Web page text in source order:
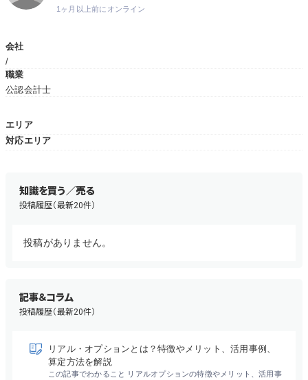
ちょこっと相談とは？
1ヶ月以上前にオンライン
会社
/
職業
公認会計士
エリア
対応エリア
知識を買う／売る
投稿履歴（最新20件）
投稿がありません。
記事＆コラム
投稿履歴（最新20件）
リアル・オプションとは？特徴やメリット、活用事例、
算定方法を解説
この記事でわかること リアルオプションの特徴やメリット、活用事